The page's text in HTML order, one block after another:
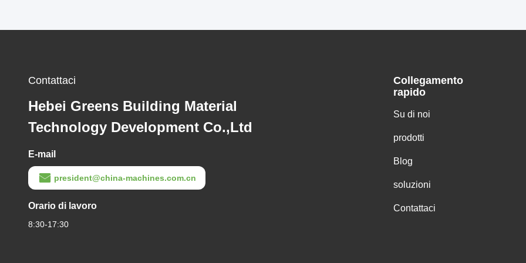
Contattaci
Hebei Greens Building Material
Technology Development Co.,Ltd
E-mail
president@china-machines.com.cn
Orario di lavoro
8:30-17:30
Collegamento
rapido
Su di noi
prodotti
Blog
soluzioni
Contattaci